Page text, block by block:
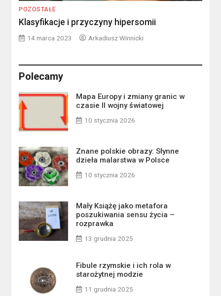
POZOSTAŁE
Klasyfikacje i przyczyny hipersomii
14 marca 2023 Arkadiusz Winnicki
Polecamy
Mapa Europy i zmiany granic w
czasie II wojny światowej
10 stycznia 2026
Znane polskie obrazy: Słynne
dzieła malarstwa w Polsce
10 stycznia 2026
Mały Książę jako metafora
poszukiwania sensu życia –
rozprawka
13 grudnia 2025
Fibule rzymskie i ich rola w
starożytnej modzie
11 grudnia 2025